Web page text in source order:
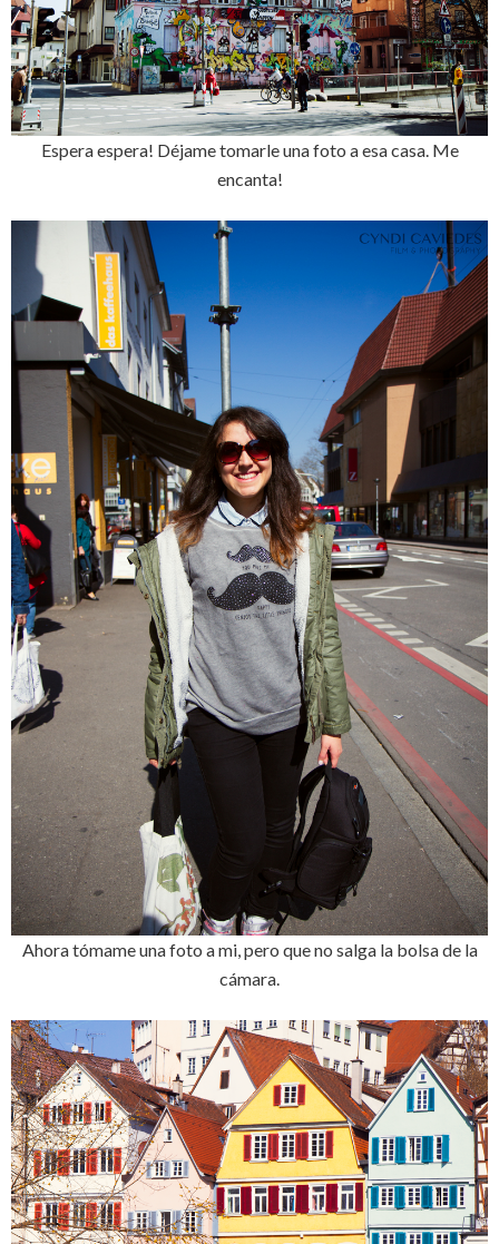
Espera espera! Déjame tomarle una foto a esa casa. Me
encanta!
Ahora tómame una foto a mi, pero que no salga la bolsa de la
cámara.